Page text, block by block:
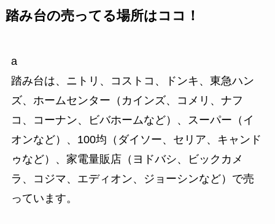
踏み台の売ってる場所はココ！
a
踏み台は、ニトリ、コストコ、ドンキ、東急ハン
ズ、ホームセンター（カインズ、コメリ、ナフ
コ、コーナン、ビバホームなど）、スーパー（イ
オンなど）、100均（ダイソー、セリア、キャンド
ゥなど）、家電量販店（ヨドバシ、ビックカメ
ラ、コジマ、エディオン、ジョーシンなど）で売
っています。